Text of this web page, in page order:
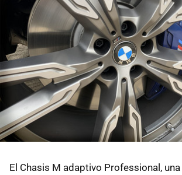
El Chasis M adaptivo Professional,